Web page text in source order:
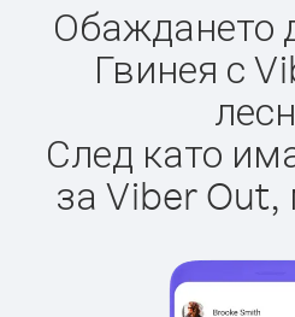
Обаждането
Гвинея с
След като
за Viber